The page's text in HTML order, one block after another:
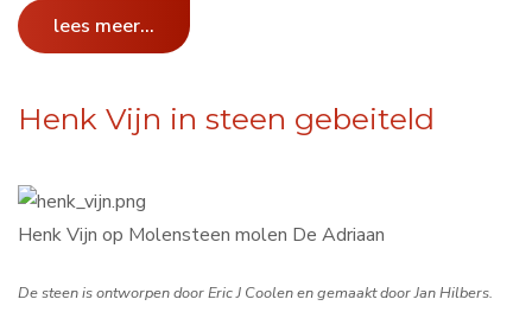
lees meer...
Henk Vijn in steen gebeiteld
Henk Vijn op Molensteen molen De Adriaan
De steen is ontworpen door Eric J Coolen en gemaakt door Jan Hilbers.